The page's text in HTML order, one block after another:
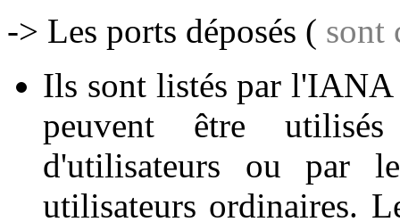
-> Les ports déposés ( sont
Ils sont listés par l'IANA
peuvent être
d'utilisateurs ou par
utilisateurs ordinaires.